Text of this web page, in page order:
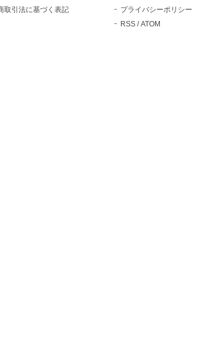
取引法に基づく表記
プライバシーポリシー
RSS /ATOM